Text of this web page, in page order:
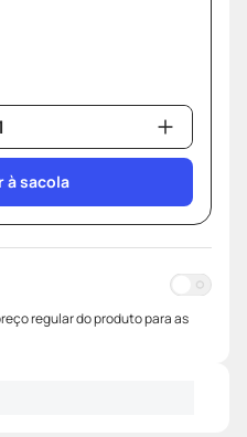
à sacola
regular do produto para as